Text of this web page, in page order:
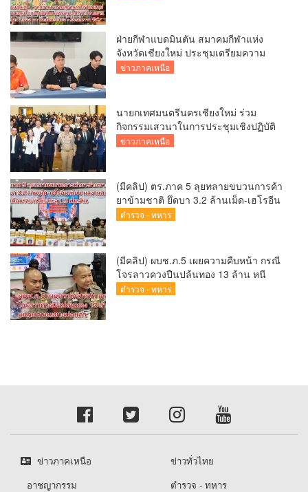
ฝ่ายกีฬาแบดมินตัน สมาคมกีฬาแห่ง
จังหวัดเชียงใหม่ ประชุมเตรียมความ
พร้อมคัดเลือกนักกีฬาเยาวชน ยุวชน และ
ข่าวภาคเหนือ
นายกเทศมนตรีนครเชียงใหม่ ร่วม
กิจกรรมเสวนาในการประชุมเชิงปฏิบัติ
การป้องกันการทุจริตเชิงรุก ขับเคลื่อน
ข่าวภาคเหนือ
(มีคลิป) ตร.ภาค 5 ลุยทลายขบวนการค้า
ยาข้ามชาติ ยึดบา 3.2 ล้านเม็ด-เฮโรอีน
เพียบ ผลงานสะสม 10 เดือนรวบทรัพย์
ตำรวจ - ทหาร
(มีคลิป) ผบช.ภ.5 เผยความคืบหน้า กรณี
โจรลาวควงปืนปล้นทอง 13 ล้าน หนี
กบดานแขวงบ่อแก้ว
ตำรวจ - ทหาร
ข่าวภาคเหนือ
ข่าวทั่วไทย
อาชญากรรม
ตำรวจ - ทหาร